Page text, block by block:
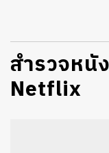
สำรวจหนั
Netflix